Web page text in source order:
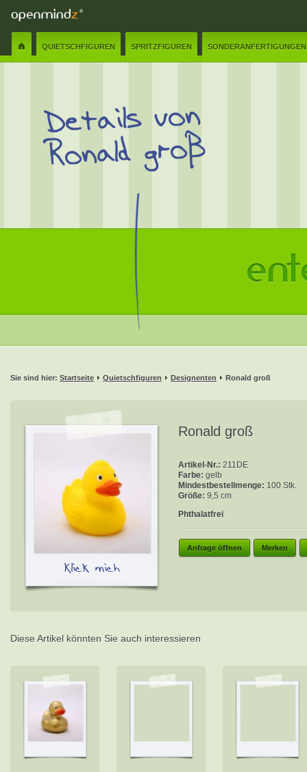
QUIETSCHFIGUREN SPRITZFIGUREN SONDERANFERTIGUNGEN
Details von
Ronald groß
Nachricht:✲
Schliessen
Sie sind hier: Startseite Quietschfiguren Designenten Ronald groß
Klick mich
Ronald groß
Artikel-Nr.: 211DE
Farbe: gelb
Mindestbestellmenge: 100 Stk.
Größe: 9,5 cm
Phthalatfrei
Anfrage öffnen Merken
Diese Artikel könnten Sie auch interessieren